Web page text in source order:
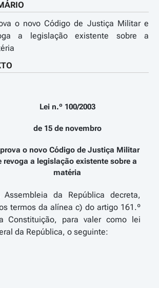
o novo Código de Justiça Militar e
a legislação existente sobre a
Lei n.º 100/2003
de 15 de novembro
o novo Código de Justiça Militar
revoga a legislação existente sobre a
matéria
Assembleia da República decreta,
termos da alínea c) do artigo 161.º
Constituição, para valer como lei
da República, o seguinte: